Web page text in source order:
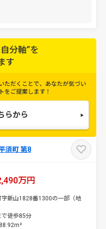
須町 第8
万円
新山1828番1300の一部（地
で徒歩85分
分軸”を
す
ただくことで、 あなたが気づい
をご提案します！
らから